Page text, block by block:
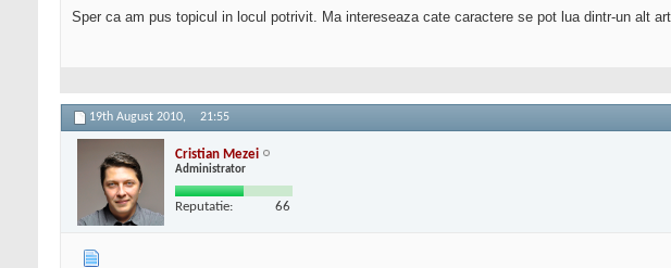
Sper ca am pus topicul in locul potrivit. Ma intereseaza cate caractere se pot lua dintr-un alt
19th August 2010, 21:55
Cristian Mezei
Administrator
Reputatie: 66